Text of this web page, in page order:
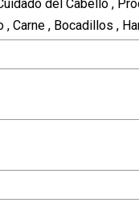
del Cabello ,
Carne , Bocadillos ,